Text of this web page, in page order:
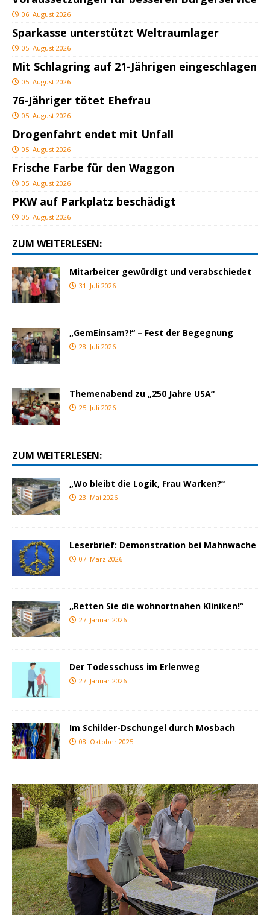
06. August 2026
Sparkasse unterstützt Weltraumlager
05. August 2026
Mit Schlagring auf 21-Jährigen eingeschlagen
05. August 2026
76-Jähriger tötet Ehefrau
05. August 2026
Drogenfahrt endet mit Unfall
05. August 2026
Frische Farbe für den Waggon
05. August 2026
PKW auf Parkplatz beschädigt
05. August 2026
ZUM WEITERLESEN:
Mitarbeiter gewürdigt und verabschiedet
31. Juli 2026
„GemEinsam?!“ – Fest der Begegnung
28. Juli 2026
Themenabend zu „250 Jahre USA“
25. Juli 2026
ZUM WEITERLESEN:
„Wo bleibt die Logik, Frau Warken?“
23. Mai 2026
Leserbrief: Demonstration bei Mahnwache
07. März 2026
„Retten Sie die wohnortnahen Kliniken!“
27. Januar 2026
Der Todesschuss im Erlenweg
27. Januar 2026
Im Schilder-Dschungel durch Mosbach
08. Oktober 2025